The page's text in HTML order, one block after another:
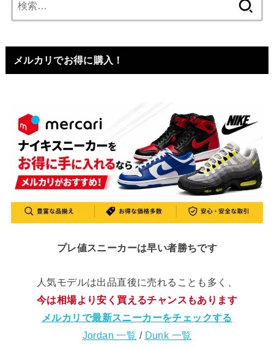
索:
メルカリでお得に購入！
プレ値スニーカーは早い者勝ちです
人気モデルは出品直後に売れることも多く、
今は相場より安く買えるチャンスもあります
メルカリで最新スニーカーをチェックする
Jordan 一覧 / Dunk 一覧